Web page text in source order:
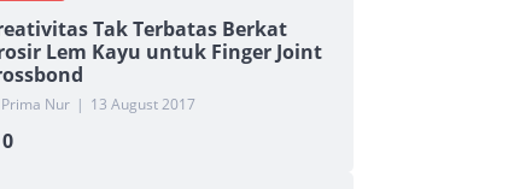
Tak Terbatas Berkat
Lem Kayu untuk Finger Joint
Nur | 13 August 2017
0